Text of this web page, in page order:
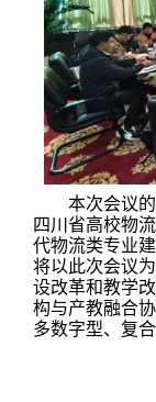
本次会议
四川省高校物
代物流类专业
将以此次会议
设改革和教学
构与产教融合
多数字型、复合